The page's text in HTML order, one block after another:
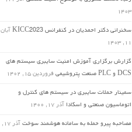
۱۴۰۳
سخنرانی دکتر احمدیان در کنفرانس KICC2023
آبان
۱۱, ۱۴۰۳
گزارش برگزاری آموزش امنیت سایبری سیستم های
DCS و PLC صنعت پتروشیمی
فروردین ۱۵, ۱۴۰۲
سمینار حملات سایبری در سیستم های کنترل و
اتوماسیون صنعتی و اسکادا آذر ۱۷, ۱۴۰۰
مصاحبه پیرو حمله به سامانه هوشمند سوخت
آذر ۱۷,